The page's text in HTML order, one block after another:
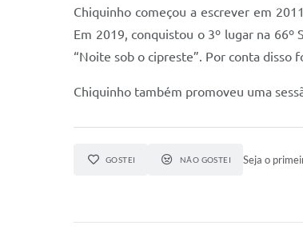
Chiquinho começou a escrever em
Em 2019, conquistou o 3º lugar na 66º
“Noite sob o cipreste”. Por conta disso
Chiquinho também promoveu uma
GOSTEI NÃO GOSTEI Seja o